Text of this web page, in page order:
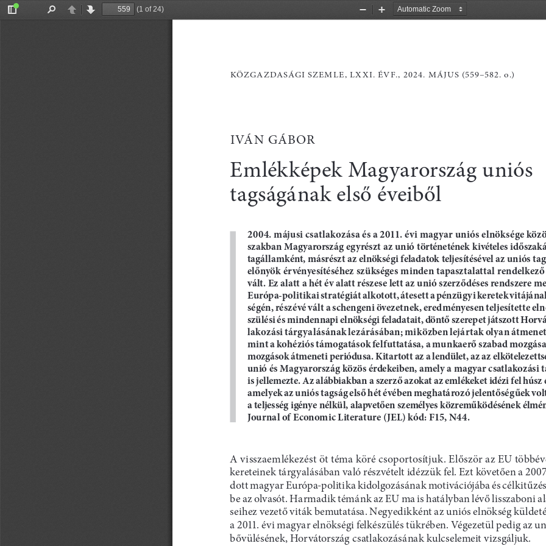
Toggle
PreviousNext
(1 of 24)
Zoom
Zoom
Közgazdasági s z emle, l X Xi . évf., 2024. május (559–582 . o.)
iván g ábor
emlékképek magyarország uniós
tagságának első éveiből
2004. májusi csatlakozása és a 2011. évi magyar uniós elnöksége
szakban Magyarország egyrészt az unió történetének kivételes
tagállamként, másrészt az elnökségi feladatok teljesítésével az uniós
előnyök érvényesítéséhez szükséges minden tapasztalattal
vált. Ez alatt a hét év alatt részese lett az unió szerződéses rendszere
Európa-politikai stratégiát alkotott, átesett a pénzügyi keretek
ségén, részévé vált a schengeni övezetnek, eredményesen teljesítette
szülési és mindennapi elnökségi feladatait, döntő szerepet játszott
lakozási tárgyalásának lezárásában; miközben lejártak olyan
mint a kohéziós támogatások felfuttatása, a munkaerő szabad
mozgások átmeneti periódusa. Kitartott az a lendület, az az
unió és Magyarország közös érdekeiben, amely a magyar csatlakozási
is jellemezte. Az alábbiakban a szerző azokat az emlékeket idézi fel húsz
amelyek az uniós tagság első hét évében meghatározó jelentőségűek
a teljesség igénye nélkül, alapvetően személyes közreműködésének
Journal of Economic Literature (JEL) kód: F15, N44.
a visszaemlékezést öt téma köré csoportosítjuk. először az eu
kereteinek tárgyalásában való részvételt idézzük fel. ezt követően a
dott magyar európa-politika kidolgozásának motivációjába és
be az olvasót. Harmadik témánk az eu ma is hatályban lévő lisszaboni
seihez vezető viták bemutatása. n egyedikként az uniós elnökség
a 2011. évi magyar elnökségi felkészülés tükrében. végezetül pedig az
bővülésének, Horvátország csatlakozásának kulcselemeit vizsgáljuk.